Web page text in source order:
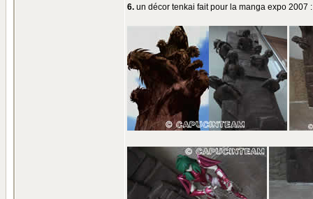
6. un décor tenkai fait pour la manga expo 2007